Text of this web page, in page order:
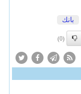
بانك
(0)